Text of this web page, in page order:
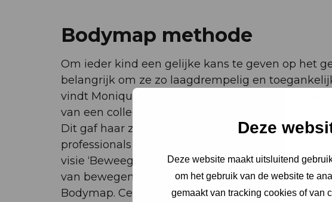
Deze
Deze website maakt uitsluitend
om het gebruik van de website te
gemaakt van tracking cookies of van
Bodymap methode
Om ieder kind een gelijke kans te geven op het
belangrijk om ze zo laagdrempelig en
vindt Monique. In de buurt, gratis en met
van een collega hoorde over de methode
Dit gaf haar zoveel inzichten en praktische tools,
professionals in de gemeente ’s-Hertogenbosch.
visie ‘BeweegBelang voor elk kind’ zet in op de
van bewegen voor het jonge kind, en gebruiken
Bodymap. Centraal in het hele project staat het